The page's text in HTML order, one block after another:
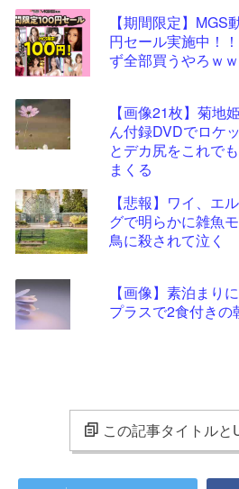
【期間限定】MGS
円セール実施中！
ず全部買うやろｗ
【画像21枚】菊地
ん付録DVDでロケ
とデカ尻をこれで
まくる
【悲報】ワイ、エ
グで明らかに雑魚
鳥に殺されて泣く
【画像】素泊まり
プラスで2食付きの
この記事タイトルと